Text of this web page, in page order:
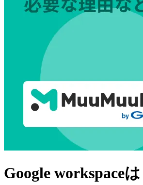
Google workspace